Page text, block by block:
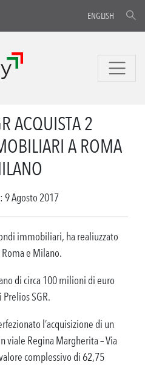
ENGLISH
ACQUISTA 2
A ROMA
9 Agosto 2017
immobiliari, ha realiuzzato
e Milano.
di circa 100 milioni di euro
SGR.
l’acquisizione di un
Regina Margherita – Via
complessivo di 62,75